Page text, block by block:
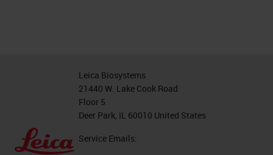
Leica Biosystems
21440 W. Lake Cook Road
Floor 5
Deer Park, IL 60010 United States
Service Emails: